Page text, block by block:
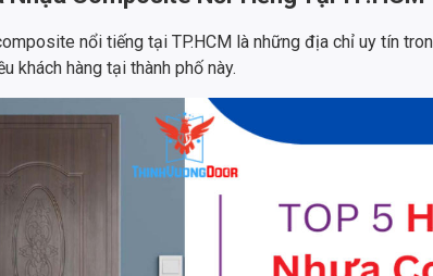
nổi tiếng tại TP.HCM là những địa chỉ uy tín
khách hàng tại thành phố này.